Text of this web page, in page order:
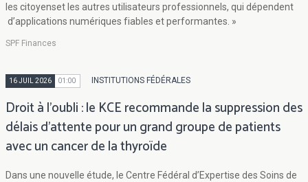
les citoyenset les autres utilisateurs professionnels, qui dépendent
d’applications numériques fiables et performantes. »
SPF Finances
16 JUIL 2026 01:00 INSTITUTIONS FÉDÉRALES
Droit à l’oubli : le KCE recommande la suppression des
délais d’attente pour un grand groupe de patients
avec un cancer de la thyroïde
Dans une nouvelle étude, le Centre Fédéral d’Expertise des Soins de